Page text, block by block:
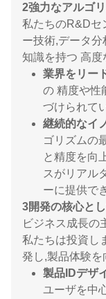
2強力なアルゴ
私たちのR&Dセ
ー技術,データ
知識を持つ 高
業界をリー
の 精度や性
づけられて
継続的なイ
ゴリズムの
と精度を向
スがリアル
ーに提供で
3開発の核心と
ビジネス成長の
私たちは投資し
発し,製品体験
製品IDデザ
ユーザを中